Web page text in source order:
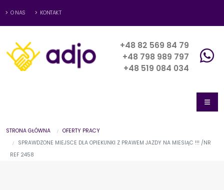
O NAS KONTAKT
+48 82 569 84 79
+48 798 989 797
+48 519 084 034
STRONA GŁÓWNA
OFERTY PRACY
SPRAWDZONE MIEJSCE DLA OPIEKUNKI Z PRAWEM JAZDY NA MIESIĄC !!! /NR
REF 2458